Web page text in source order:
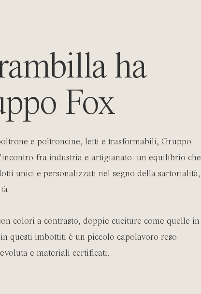
ha
Fox
e poltroncine, letti e trasformabili, Gruppo
fra industria e artigianato: un equilibrio che
unici e personalizzati nel segno della sartorialità,
colori a contrasto, doppie cuciture come quelle in
questi imbottiti è un piccolo capolavoro reso
e materiali certificati.